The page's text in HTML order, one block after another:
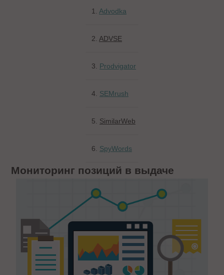
1. Advodka
2. ADVSE
3. Prodvigator
4. SEMrush
5. SimilarWeb
6. SpyWords
Мониторинг позиций в выдаче